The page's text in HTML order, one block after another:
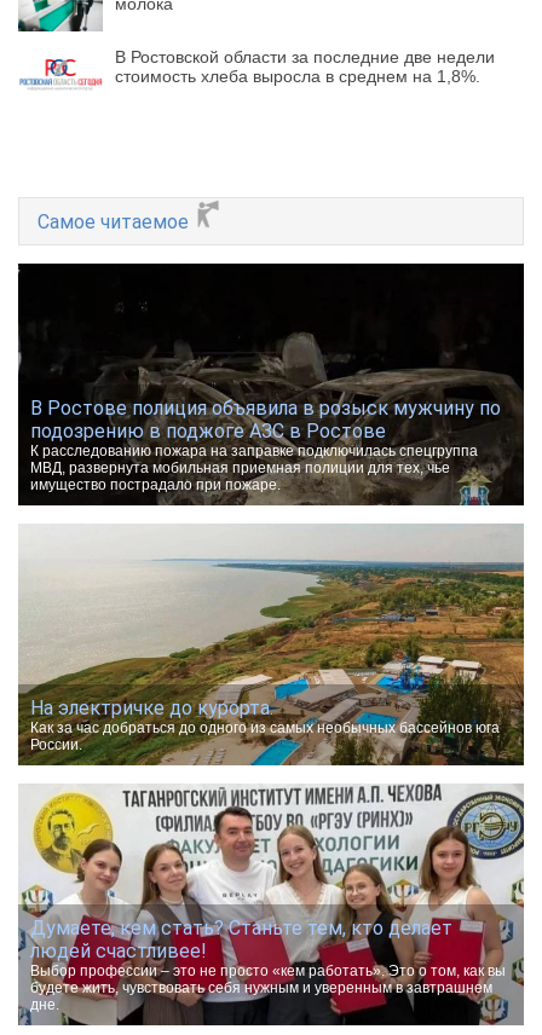
молока
В Ростовской области за последние две недели
стоимость хлеба выросла в среднем на 1,8%.
Самое читаемое
В Ростове полиция объявила в розыск мужчину по
подозрению в поджоге АЗС в Ростове
К расследованию пожара на заправке подключилась спецгруппа
МВД, развернута мобильная приемная полиции для тех, чье
имущество пострадало при пожаре.
На электричке до курорта.
Как за час добраться до одного из самых необычных бассейнов юга
России.
Думаете, кем стать? Станьте тем, кто делает
людей счастливее!
Выбор профессии – это не просто «кем работать». Это о том, как вы
будете жить, чувствовать себя нужным и уверенным в завтрашнем
дне.